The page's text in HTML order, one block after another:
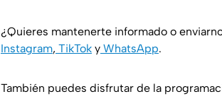
¿Quieres mantenerte informado o
Instagram, TikTok y WhatsApp.
También puedes disfrutar de la